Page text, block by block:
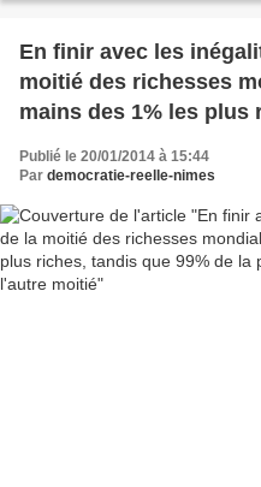
En finir avec les
moitié des richesses
mains des 1% les plus
moitié
Publié le 20/01/2014 à 15:44
Par democratie-reelle-nimes